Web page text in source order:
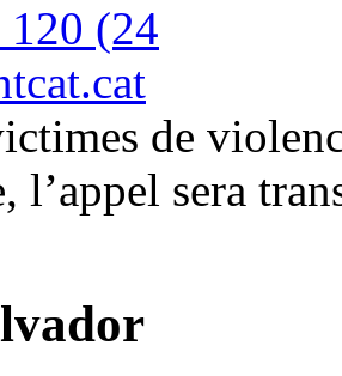
(24
de
l’appel sera